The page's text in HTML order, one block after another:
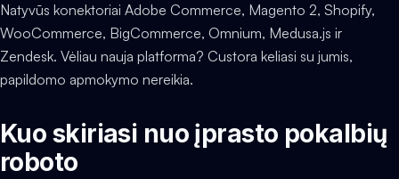
Natyvūs konektoriai Adobe Commerce, Magento 2, Shopify,
WooCommerce, BigCommerce, Omnium, Medusa.js ir
Zendesk. Vėliau nauja platforma? Custora keliasi su jumis,
papildomo apmokymo nereikia.
Kuo skiriasi nuo įprasto pokalbių
roboto